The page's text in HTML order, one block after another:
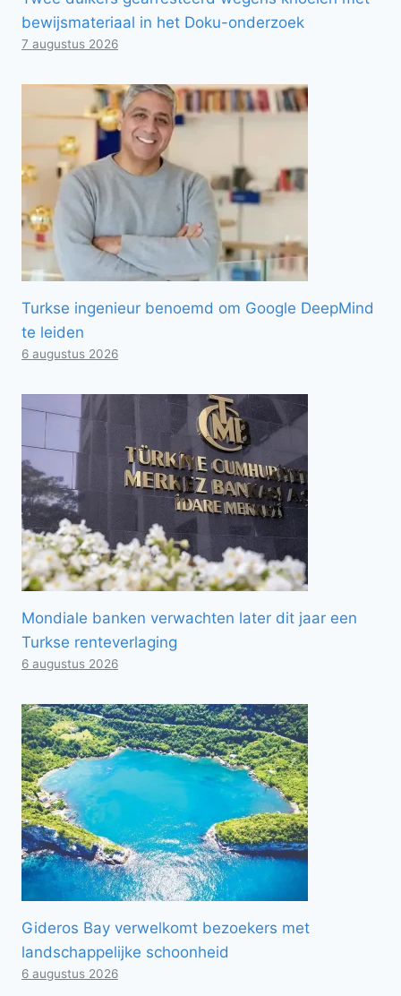
bewijsmateriaal in het Doku-onderzoek
7 augustus 2026
Turkse ingenieur benoemd om Google DeepMind
te leiden
6 augustus 2026
Mondiale banken verwachten later dit jaar een
Turkse renteverlaging
6 augustus 2026
Gideros Bay verwelkomt bezoekers met
landschappelijke schoonheid
6 augustus 2026